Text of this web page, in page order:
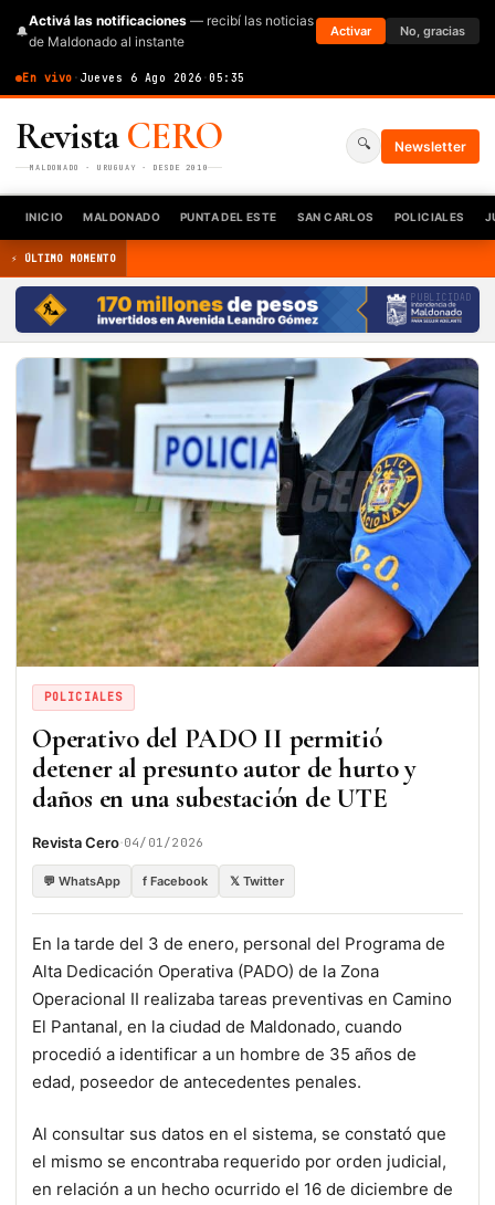
🔔
Activá las notificaciones — recibí las noticias
de Maldonado al instante
Activar No, gracias
En vivo · Jueves 6 Ago 2026 ·05:35
RevistaCERO
MALDONADO · URUGUAY · DESDE 2010
🔍 Newsletter
INICIO MALDONADO PUNTA DEL ESTE SAN CARLOS POLICIALES
⚡ ÚLTIMO MOMENTO
PUBLICIDAD
POLICIALES
Operativo del PADO II permitió
detener al presunto autor de hurto y
daños en una subestación de UTE
Revista Cero·04/01/2026
💬 WhatsApp f Facebook 𝕏 Twitter
En la tarde del 3 de enero, personal del Programa de
Alta Dedicación Operativa (PADO) de la Zona
Operacional II realizaba tareas preventivas en Camino
El Pantanal, en la ciudad de Maldonado, cuando
procedió a identificar a un hombre de 35 años de
edad, poseedor de antecedentes penales.
Al consultar sus datos en el sistema, se constató que
el mismo se encontraba requerido por orden judicial,
en relación a un hecho ocurrido el 16 de diciembre de